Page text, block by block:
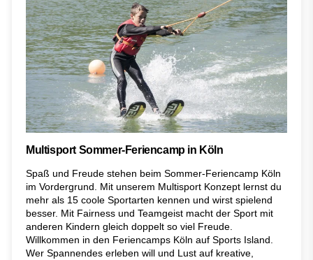
Multisport Sommer-Feriencamp in Köln
Spaß und Freude stehen beim Sommer-Feriencamp Köln
im Vordergrund. Mit unserem Multisport Konzept lernst du
mehr als 15 coole Sportarten kennen und wirst spielend
besser. Mit Fairness und Teamgeist macht der Sport mit
anderen Kindern gleich doppelt so viel Freude.
Willkommen in den Feriencamps Köln auf Sports Island.
Wer Spannendes erleben will und Lust auf kreative,